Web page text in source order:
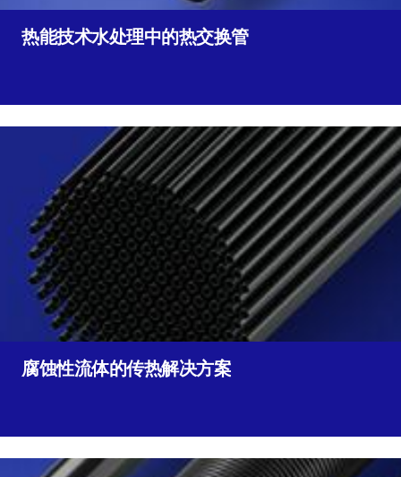
热能技术水处理中的热交换管
腐蚀性流体的传热解决方案